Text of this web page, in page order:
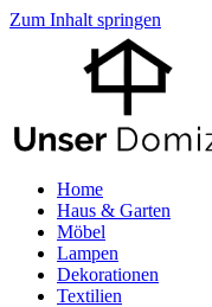
Zum Inhalt springen
Home
Haus & Garten
Möbel
Lampen
Dekorationen
Textilien